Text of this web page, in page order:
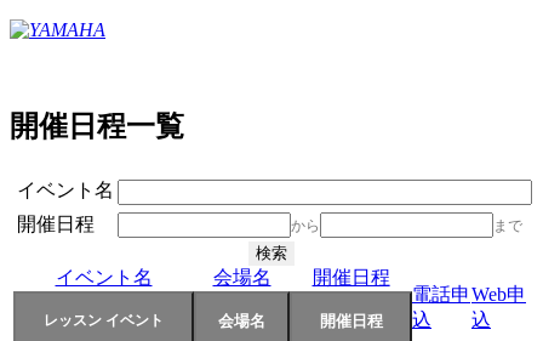
開催日程一覧
イベント名
開催日程
から まで
イベント名 会場名
開催日程
電話申
込
Web申
込